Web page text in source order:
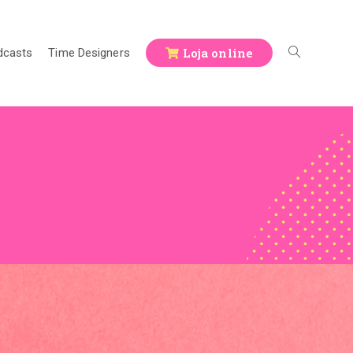
Time Designers Loja online